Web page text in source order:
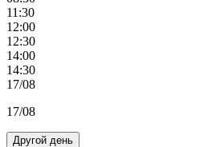
11:30
12:00
12:30
14:00
14:30
17/08
17/08
Другой день